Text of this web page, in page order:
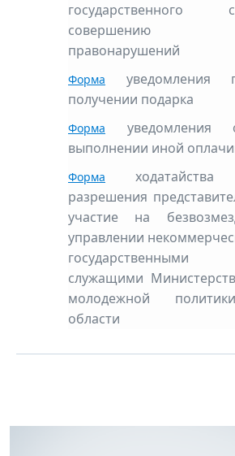
совершению
правонарушений
Форма
уведомления
получении подарка
Форма
уведомления
выполнении иной
Форма
разрешения
участие на
управлении
государственными
служащими
молодежной
области